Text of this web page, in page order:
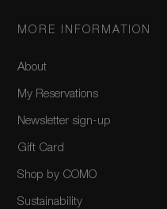
MORE INFORMATION
About
My Reservations
Newsletter sign-up
Gift Card
Shop by COMO
Sustainability